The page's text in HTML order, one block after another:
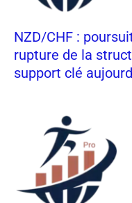
NZD/CHF :
rupture de la
support clé